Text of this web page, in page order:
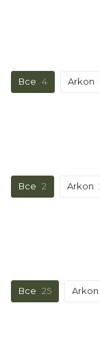
Все 4 Arkon
Все 2 Arkon
Все 25 Arkon